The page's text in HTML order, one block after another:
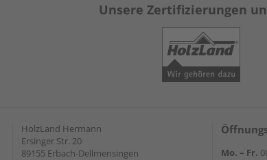
Unsere Zertifizierungen
HolzLand Hermann
Ersinger Str. 20
89155 Erbach-Dellmensingen
Mo. – Fr.